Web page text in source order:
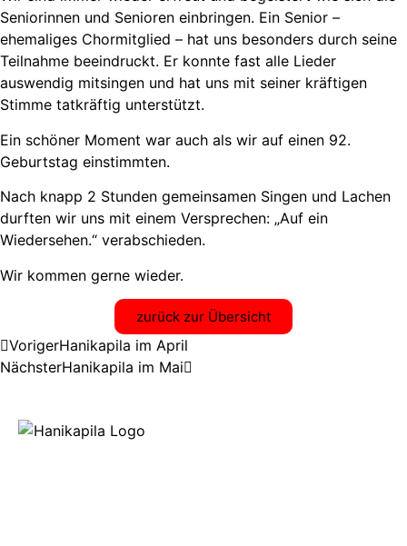
Seniorinnen und Senioren einbringen. Ein Senior –
ehemaliges Chormitglied – hat uns besonders durch seine
Teilnahme beeindruckt. Er konnte fast alle Lieder
auswendig mitsingen und hat uns mit seiner kräftigen
Stimme tatkräftig unterstützt.
Ein schöner Moment war auch als wir auf einen 92.
Geburtstag einstimmten.
Nach knapp 2 Stunden gemeinsamen Singen und Lachen
durften wir uns mit einem Versprechen: „Auf ein
Wiedersehen.“ verabschieden.
Wir kommen gerne wieder.
zurück zur Übersicht
VorigerHanikapila im April
NächsterHanikapila im Mai